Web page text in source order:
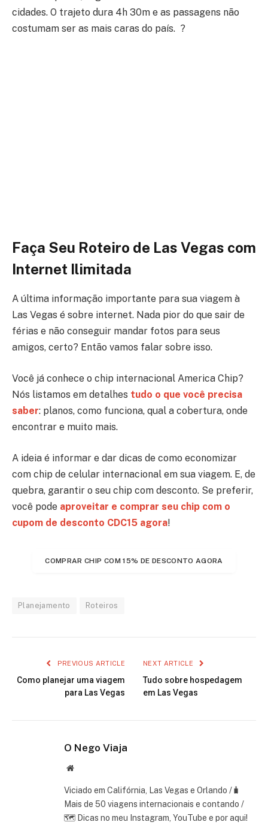
cidades. O trajeto dura 4h 30m e as passagens não
costumam ser as mais caras do país. ?
Faça Seu Roteiro de Las Vegas com
Internet Ilimitada
A última informação importante para sua viagem à
Las Vegas é sobre internet. Nada pior do que sair de
férias e não conseguir mandar fotos para seus
amigos, certo? Então vamos falar sobre isso.
Você já conhece o chip internacional America Chip?
Nós listamos em detalhes tudo o que você precisa
saber: planos, como funciona, qual a cobertura, onde
encontrar e muito mais.
A ideia é informar e dar dicas de como economizar
com chip de celular internacional em sua viagem. E, de
quebra, garantir o seu chip com desconto. Se preferir,
você pode aproveitar e comprar seu chip com o
cupom de desconto CDC15 agora!
COMPRAR CHIP COM 15% DE DESCONTO AGORA
Planejamento Roteiros
PREVIOUS ARTICLE
Como planejar uma viagem
para Las Vegas
NEXT ARTICLE
Tudo sobre hospedagem
em Las Vegas
O Nego Viaja
Website
Viciado em Califórnia, Las Vegas e Orlando /🧳
Mais de 50 viagens internacionais e contando /
🗺 Dicas no meu Instagram, YouTube e por aqui!